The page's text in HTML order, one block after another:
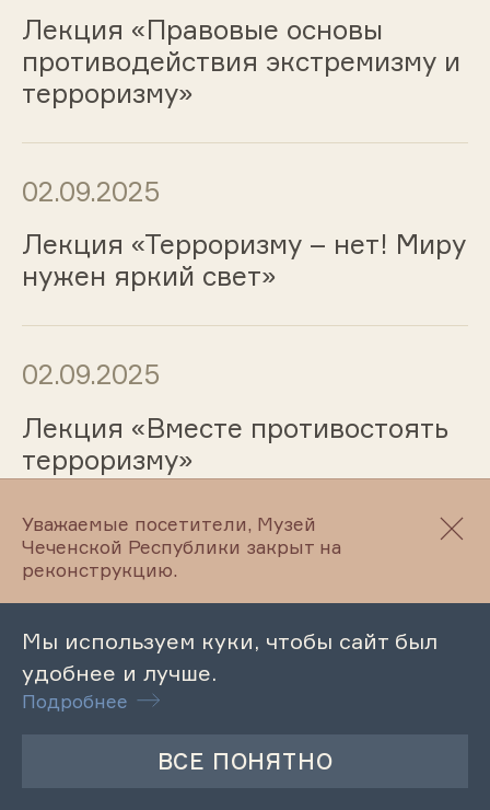
Лекция «Правовые основы
противодействия экстремизму и
терроризму»
02.09.2025
Лекция «Терроризму – нет! Миру
нужен яркий свет»
02.09.2025
Лекция «Вместе противостоять
терроризму»
01.09.2025
Музейный урок ко Дню
рождения народного поэта,
публициста Хатуева А-Х.
Уважаемые посетители, Музей
Чеченской Республики закрыт на
реконструкцию.
Мы используем куки, чтобы сайт был
удобнее и лучше.
Подробнее